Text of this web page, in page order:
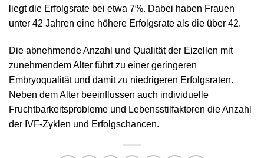
liegt die Erfolgsrate bei etwa 7%. Dabei haben Frauen
unter 42 Jahren eine höhere Erfolgsrate als die über 42.
Die abnehmende Anzahl und Qualität der Eizellen mit
zunehmendem Alter führt zu einer geringeren
Embryoqualität und damit zu niedrigeren Erfolgsraten.
Neben dem Alter beeinflussen auch individuelle
Fruchtbarkeitsprobleme und Lebensstilfaktoren die Anzahl
der IVF-Zyklen und Erfolgschancen.